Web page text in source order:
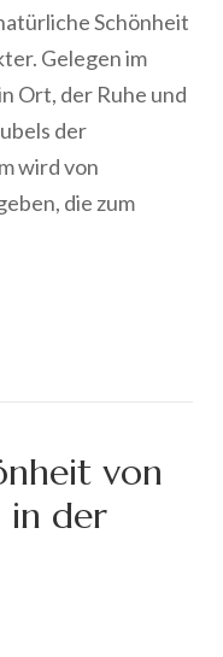
Schönheit
Gelegen im
Ort, der Ruhe und
der
wird von
die zum
von
in der